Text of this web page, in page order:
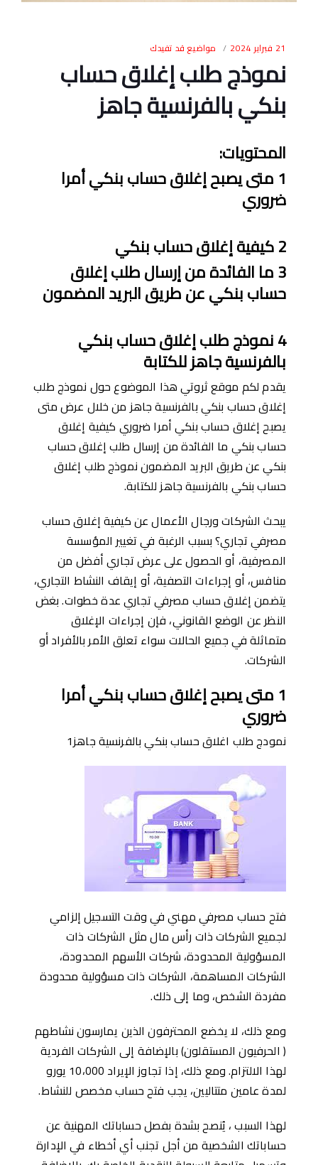
21 فبراير 2024 مواضيع قد تفيدك
نموذج طلب إغلاق حساب
بنكي بالفرنسية جاهز
المحتويات:
1متى يصبح إغلاق حساب بنكي أمرا
ضروري
2كيفية إغلاق حساب بنكي
3ما الفائدة من إرسال طلب إغلاق
حساب بنكي عن طريق البريد المضمون
4نموذج طلب إغلاق حساب بنكي
بالفرنسية جاهز للكتابة
يقدم لكم موقع ثروتي هذا الموضوع حول نموذج طلب
إغلاق حساب بنكي بالفرنسية جاهز من خلال عرض متى
يصبح إغلاق حساب بنكي أمرا ضروري كيفية إغلاق
حساب بنكي ما الفائدة من إرسال طلب إغلاق حساب
بنكي عن طريق البريد المضمون نموذج طلب إغلاق
حساب بنكي بالفرنسية جاهز للكتابة.
يبحث الشركات ورجال الأعمال عن كيفية إغلاق حساب
مصرفي تجاري؟ بسبب الرغبة في تغيير المؤسسة
المصرفية، أو الحصول على عرض تجاري أفضل من
منافس، أو إجراءات التصفية، أو إيقاف النشاط التجاري،
يتضمن إغلاق حساب مصرفي تجاري عدة خطوات. بغض
النظر عن الوضع القانوني، فإن إجراءات الإغلاق
متماثلة في جميع الحالات سواء تعلق اﻷمر باﻷفراد ﺃو
الشركات.
1متى يصبح إغلاق حساب بنكي أمرا
ضروري
نمودج طلب اغلاق حساب بنكي بالفرنسية جاهز1
فتح حساب مصرفي مهني في وقت التسجيل إلزامي
لجميع الشركات ذات رأس مال مثل الشركات ذات
المسؤولية المحدودة، شركات الأسهم المحدودة،
الشركات المساهمة، الشركات ذات مسؤولية محدودة
مفردة الشخص، وما إلى ذلك.
ومع ذلك، لا يخضع المحترفون الذين يمارسون نشاطهم
( الحرفيون المستقلون) بالإضافة إلى الشركات الفردية
لهذا الالتزام. ومع ذلك، إذا تجاوز الإيراد 10،000 يورو
لمدة عامين متتاليين، يجب فتح حساب مخصص للنشاط.
لهذا السبب ، يُنصح بشدة بفصل حساباتك المهنية عن
حساباتك الشخصية من أجل تجنب أي أخطاء في الإدارة